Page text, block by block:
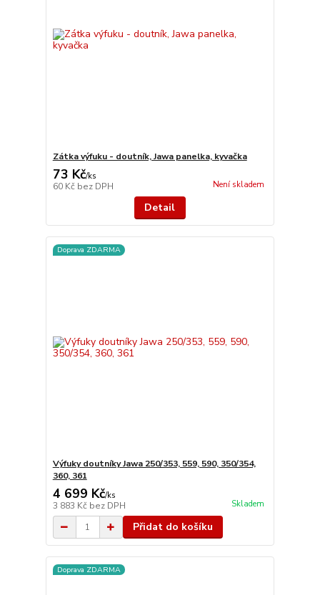
Zátka výfuku - doutník, Jawa panelka, kyvačka
73 Kč/ks
60 Kč bez DPH Není skladem
Detail
Doprava ZDARMA
Výfuky doutníky Jawa 250/353, 559, 590, 350/354,
360, 361
4 699 Kč/ks
3 883 Kč bez DPH Skladem
Přidat do košíku
Doprava ZDARMA